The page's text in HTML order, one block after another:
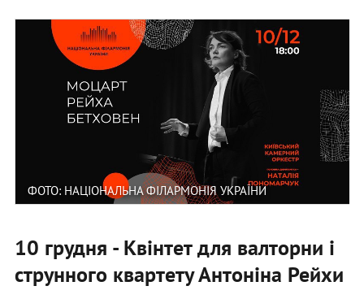
ФОТО: НАЦІОНАЛЬНА ФІЛАРМОНІЯ УКРАЇНИ
10 грудня - Квінтет для валторни і
струнного квартету Антоніна Рейхи